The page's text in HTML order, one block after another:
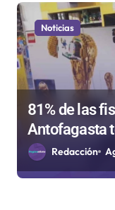
Noticias
81% de las
Antofagasta
sanitarios
Redacción